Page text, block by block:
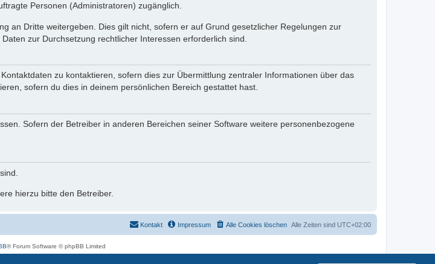
Personen (Administratoren) zugänglich.
an Dritte weitergeben. Dies gilt nicht, sofern er auf Grund gesetzlicher Regelungen zur
zur Durchsetzung rechtlicher Interessen erforderlich sind.
zu kontaktieren, sofern dies zur Übermittlung zentraler Informationen über das
sofern du dies in deinem persönlichen Bereich gestattet hast.
Sofern der Betreiber in anderen Bereichen seiner Software weitere personenbezogene
hierzu bitte den Betreiber.
Alle Zeiten sind UTC+02:00
Alle Cookies löschen
Impressum
Kontakt
® Forum Software © phpBB Limited